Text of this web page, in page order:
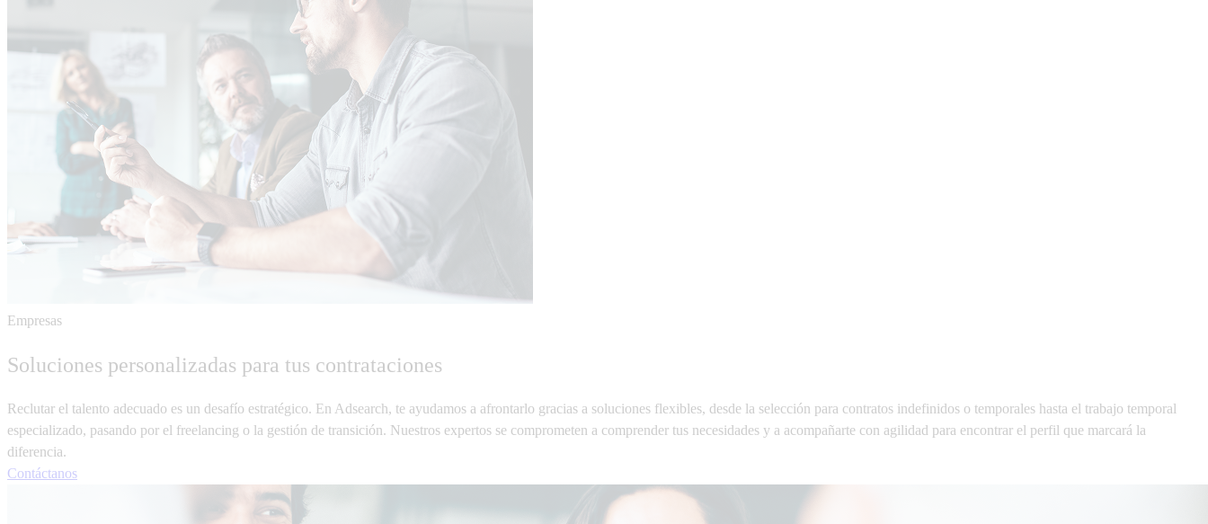
Empresas
Soluciones personalizadas para tus contrataciones
Reclutar el talento adecuado es un desafío estratégico. En Adsearch, te ayudamos a afrontarlo gracias a soluciones flexibles, desde la selección para contratos indefinidos o temporales hasta el trabajo temporal
especializado, pasando por el freelancing o la gestión de transición. Nuestros expertos se comprometen a comprender tus necesidades y a acompañarte con agilidad para encontrar el perfil que marcará la
diferencia.
Contáctanos